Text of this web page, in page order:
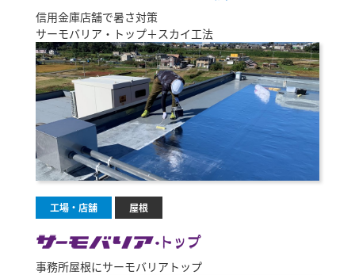
信用金庫店舗で暑さ対策
サーモバリア・トップ＋スカイ工法
工場・店舗 屋根
事務所屋根にサーモバリアトップ